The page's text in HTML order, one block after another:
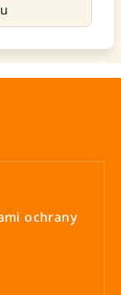
ochrany